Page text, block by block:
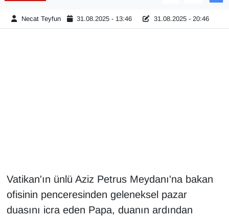
Necat Teyfun 31.08.2025 - 13:46 31.08.2025 - 20:46
Vatikan'ın ünlü Aziz Petrus Meydanı'na bakan
ofisinin penceresinden geleneksel pazar
duasını icra eden Papa, duanın ardından
Emlak
HABERDE İNSAN
İngilizce